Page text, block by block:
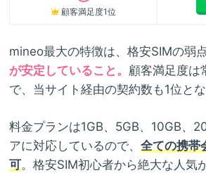
顧客満足度1位
mineo最大の特徴は、格安SIMの弱
が安定していること。 顧客満足度は
で、当サイト経由の契約数も1位とな
料金プランは1GB、5GB、10GB、
アに対応しているので、 全ての携帯
可。格安SIM初心者から絶大な人気